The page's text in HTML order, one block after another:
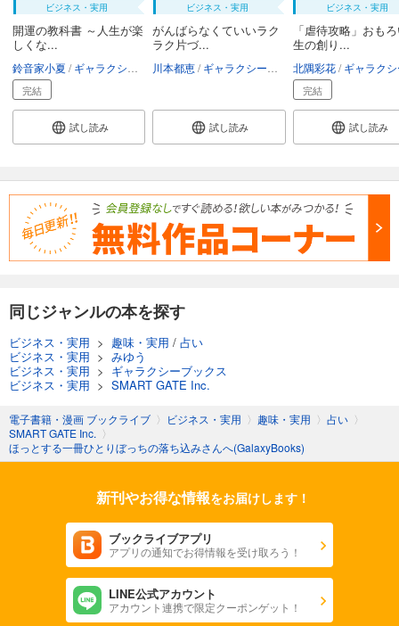
ビジネス・実用
開運の教科書 ～人生が楽
しくな...
鈴音家小夏 ギャラクシーブックス
完結
試し読み
ビジネス・実用
がんばらなくていいラク
ラク片づ...
川本都恵 ギャラクシーブックス
試し読み
ビジネス・実用
「虐待攻略」おも
生の創り...
北隅彩花 ギャラクシーブッ
完結
試し読み
同じジャンルの本を探す
ビジネス・実用 > 趣味・実用 / 占い
ビジネス・実用 > みゆう
ビジネス・実用 > ギャラクシーブックス
ビジネス・実用 > SMART GATE Inc.
電子書籍・漫画 ブックライブ 〉 ビジネス・実用 〉 趣味・実用 〉 占い 〉
SMART GATE Inc. 〉
ほっとする一冊ひとりぼっちの落ち込みさんへ(GalaxyBooks)
新刊やお得な情報をお届けします！
ブックライブアプリ
アプリの通知でお得情報を受け取ろう！
LINE公式アカウント
アカウント連携で限定クーポンゲット！